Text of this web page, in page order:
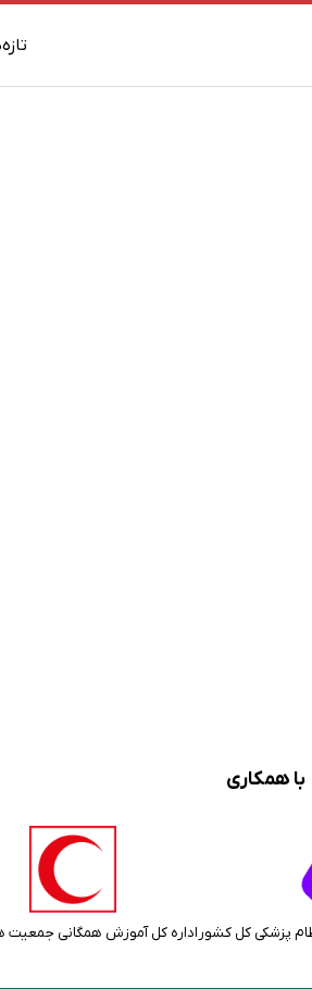
با همکاری
پزشکی کل کشور اداره کل آموزش همگانی جمعیت